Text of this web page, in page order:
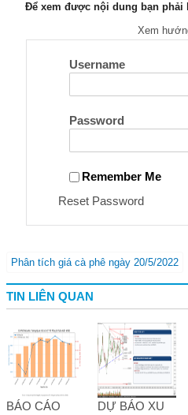
Để xem được nội dung bạn phải
Xem
Username
Password
Remember Me
Reset Password
Phân tích giá cà phê ngày 20/5/2022
TIN LIÊN QUAN
BÁO CÁO
DỰ BÁO XU